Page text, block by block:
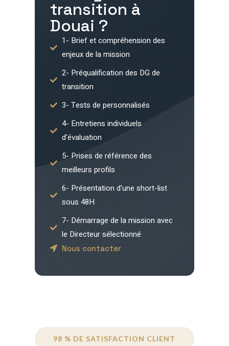
transition à
Douai ?
1- Brief et compréhension des
enjeux de la mission
2- Préqualification des DG de
transition
3- Tests de personnalisés
4- Entretiens individuels
d'évaluation
5- Prises de référence des
meilleurs profils
6- Présentation d'une short-list
sous 48H
7- Démarrage de la mission avec
le Directeur sélectionné
Nous contacter
98 % DE SATISFACTION CLIENT